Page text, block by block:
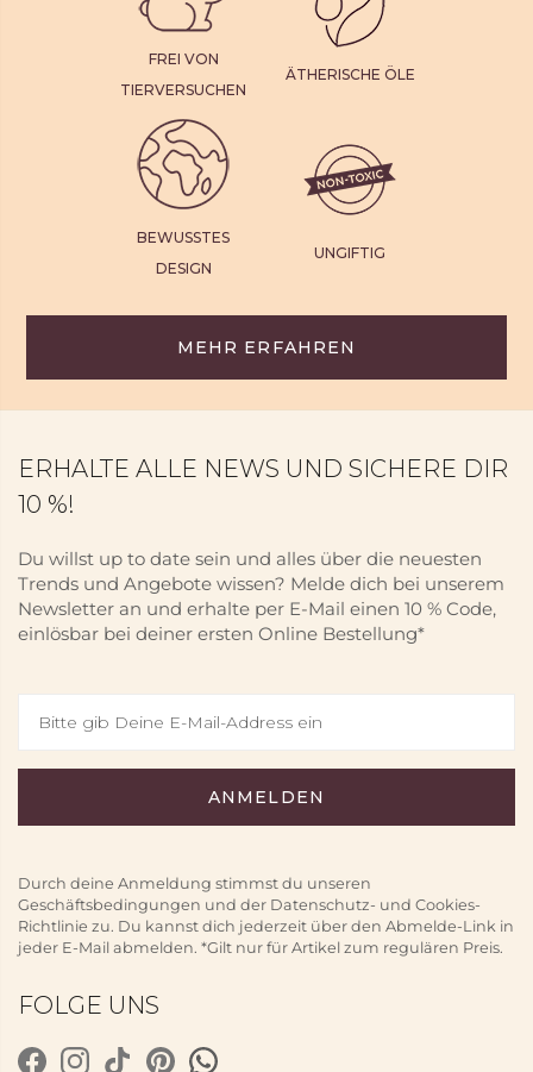
FREI VON
TIERVERSUCHEN
ÄTHERISCHE ÖLE
BEWUSSTES
DESIGN
UNGIFTIG
MEHR ERFAHREN
ERHALTE ALLE NEWS UND SICHERE DIR
10 %!
Du willst up to date sein und alles über die neuesten
Trends und Angebote wissen? Melde dich bei unserem
Newsletter an und erhalte per E-Mail einen 10 % Code,
einlösbar bei deiner ersten Online Bestellung*
Durch deine Anmeldung stimmst du unseren
Geschäftsbedingungen und der Datenschutz- und Cookies-
Richtlinie zu. Du kannst dich jederzeit über den Abmelde-Link in
jeder E-Mail abmelden. *Gilt nur für Artikel zum regulären Preis.
FOLGE UNS